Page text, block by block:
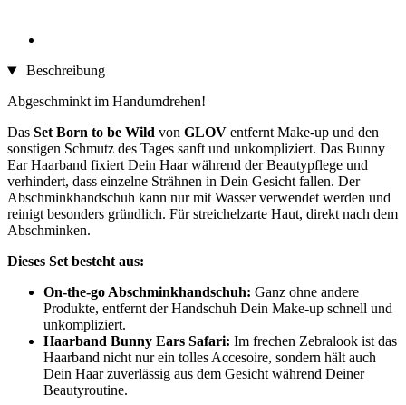
Beschreibung
Abgeschminkt im Handumdrehen!
Das Set Born to be Wild von GLOV entfernt Make-up und den
sonstigen Schmutz des Tages sanft und unkompliziert. Das Bunny
Ear Haarband fixiert Dein Haar während der Beautypflege und
verhindert, dass einzelne Strähnen in Dein Gesicht fallen. Der
Abschminkhandschuh kann nur mit Wasser verwendet werden und
reinigt besonders gründlich. Für streichelzarte Haut, direkt nach dem
Abschminken.
Dieses Set besteht aus:
On-the-go Abschminkhandschuh: Ganz ohne andere
Produkte, entfernt der Handschuh Dein Make-up schnell und
unkompliziert.
Haarband Bunny Ears Safari: Im frechen Zebralook ist das
Haarband nicht nur ein tolles Accesoire, sondern hält auch
Dein Haar zuverlässig aus dem Gesicht während Deiner
Beautyroutine.